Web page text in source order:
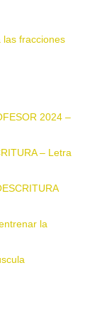
las fracciones
2024 –
– Letra
la